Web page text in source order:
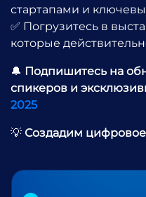
стартапами и
✅ Погрузитесь в
которые
🔔 Подпишитесь на
спикеров и
2025
💡 Создадим